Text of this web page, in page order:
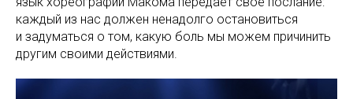
каждый из нас должен ненадолго остановиться
и задуматься о том, какую боль мы можем причинить
другим своими действиями.